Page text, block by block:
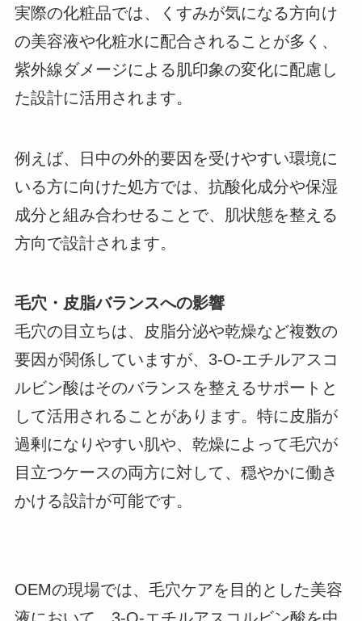
実際の化粧品では、くすみが気になる方向け
の美容液や化粧水に配合されることが多く、
紫外線ダメージによる肌印象の変化に配慮し
た設計に活用されます。
例えば、日中の外的要因を受けやすい環境に
いる方に向けた処方では、抗酸化成分や保湿
成分と組み合わせることで、肌状態を整える
方向で設計されます。
毛穴・皮脂バランスへの影響
毛穴の目立ちは、皮脂分泌や乾燥など複数の
要因が関係していますが、3-O-エチルアスコ
ルビン酸はそのバランスを整えるサポートと
して活用されることがあります。特に皮脂が
過剰になりやすい肌や、乾燥によって毛穴が
目立つケースの両方に対して、穏やかに働き
かける設計が可能です。
OEMの現場では、毛穴ケアを目的とした美容